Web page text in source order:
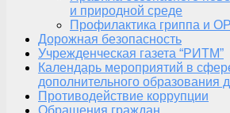
и природной среде
Профилактика гриппа и
Дорожная безопасность
Учрежденческая газета “РИТМ”
Календарь мероприятий в
дополнительного образования
Противодействие коррупции
Обращения граждан